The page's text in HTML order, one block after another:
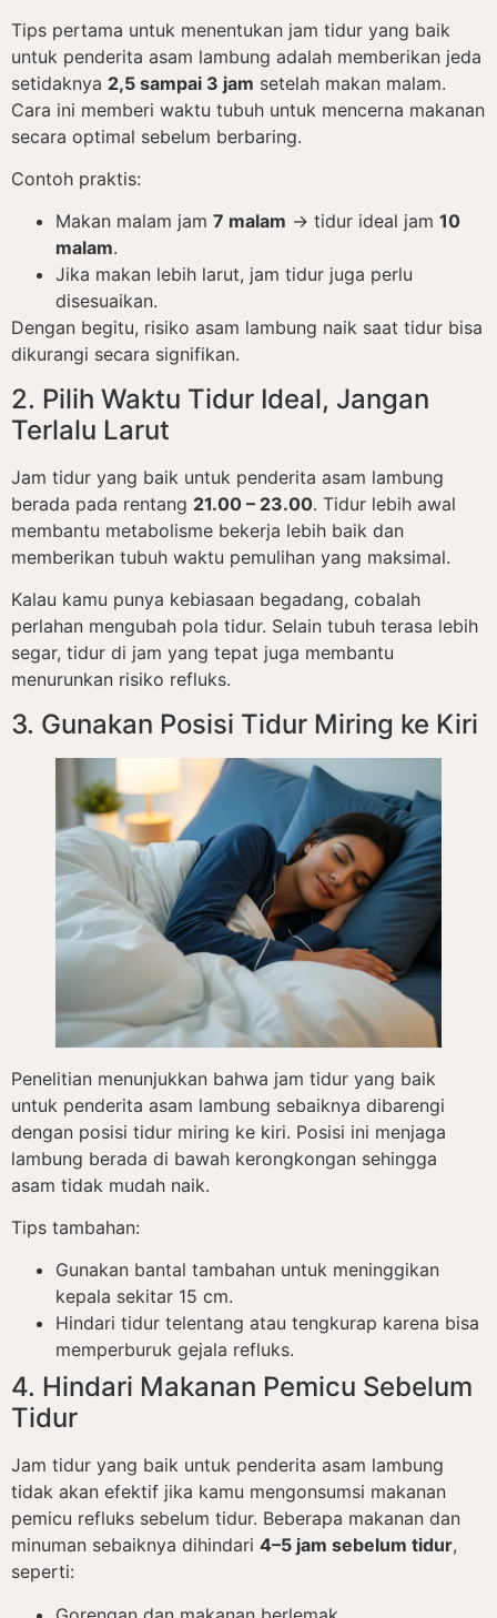
Tips pertama untuk menentukan jam tidur yang baik
untuk penderita asam lambung adalah memberikan jeda
setidaknya 2,5 sampai 3 jam setelah makan malam.
Cara ini memberi waktu tubuh untuk mencerna makanan
secara optimal sebelum berbaring.
Contoh praktis:
Makan malam jam 7 malam → tidur ideal jam 10
malam.
Jika makan lebih larut, jam tidur juga perlu
disesuaikan.
Dengan begitu, risiko asam lambung naik saat tidur bisa
dikurangi secara signifikan.
2. Pilih Waktu Tidur Ideal, Jangan
Terlalu Larut
Jam tidur yang baik untuk penderita asam lambung
berada pada rentang 21.00 – 23.00. Tidur lebih awal
membantu metabolisme bekerja lebih baik dan
memberikan tubuh waktu pemulihan yang maksimal.
Kalau kamu punya kebiasaan begadang, cobalah
perlahan mengubah pola tidur. Selain tubuh terasa lebih
segar, tidur di jam yang tepat juga membantu
menurunkan risiko refluks.
3. Gunakan Posisi Tidur Miring ke Kiri
Penelitian menunjukkan bahwa jam tidur yang baik
untuk penderita asam lambung sebaiknya dibarengi
dengan posisi tidur miring ke kiri. Posisi ini menjaga
lambung berada di bawah kerongkongan sehingga
asam tidak mudah naik.
Tips tambahan:
Gunakan bantal tambahan untuk meninggikan
kepala sekitar 15 cm.
Hindari tidur telentang atau tengkurap karena bisa
memperburuk gejala refluks.
4. Hindari Makanan Pemicu Sebelum
Tidur
Jam tidur yang baik untuk penderita asam lambung
tidak akan efektif jika kamu mengonsumsi makanan
pemicu refluks sebelum tidur. Beberapa makanan dan
minuman sebaiknya dihindari 4–5 jam sebelum tidur,
seperti: